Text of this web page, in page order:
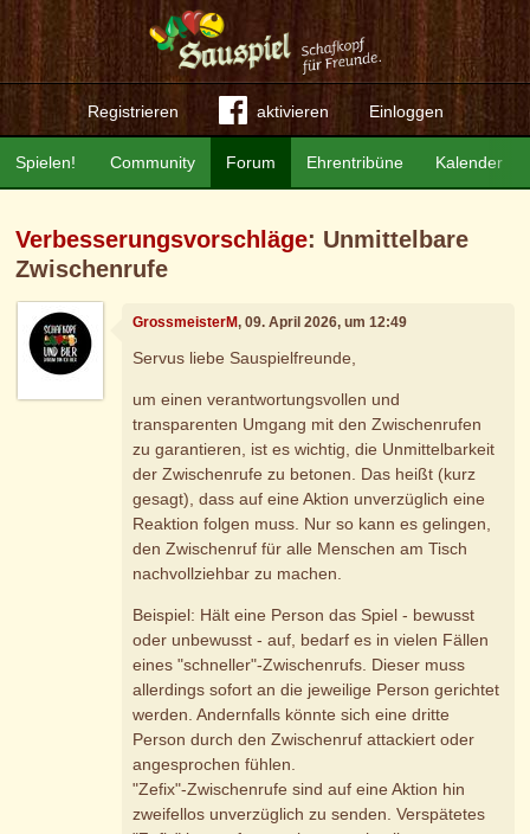
Registrieren aktivieren Einloggen
Community Forum Ehrentribüne Kalender
Spielen!
Verbesserungsvorschläge: Unmittelbare
Zwischenrufe
GrossmeisterM, 09. April 2026, um 12:49
Servus liebe Sauspielfreunde,
um einen verantwortungsvollen und
transparenten Umgang mit den Zwischenrufen
zu garantieren, ist es wichtig, die Unmittelbarkeit
der Zwischenrufe zu betonen. Das heißt (kurz
gesagt), dass auf eine Aktion unverzüglich eine
Reaktion folgen muss. Nur so kann es gelingen,
den Zwischenruf für alle Menschen am Tisch
nachvollziehbar zu machen.
Beispiel: Hält eine Person das Spiel - bewusst
oder unbewusst - auf, bedarf es in vielen Fällen
eines "schneller"-Zwischenrufs. Dieser muss
allerdings sofort an die jeweilige Person gerichtet
werden. Andernfalls könnte sich eine dritte
Person durch den Zwischenruf attackiert oder
angesprochen fühlen.
"Zefix"-Zwischenrufe sind auf eine Aktion hin
zweifellos unverzüglich zu senden. Verspätetes